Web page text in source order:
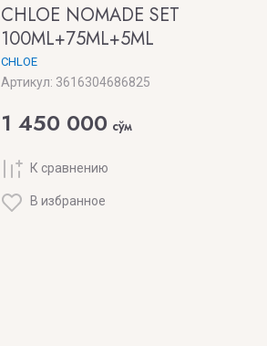
CHLOE NOMADE SET
100ML+75ML+5ML
CHLOE
Артикул: 3616304686825
1 450 000 сўм
К сравнению
В избранное